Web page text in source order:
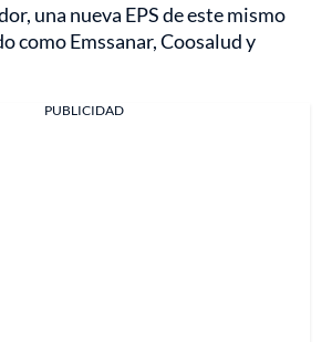
una nueva EPS de este mismo
como Emssanar, Coosalud y
PUBLICIDAD